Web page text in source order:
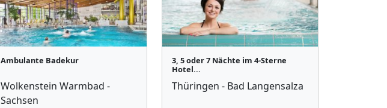
Ambulante Badekur
Wolkenstein Warmbad -
Sachsen
3, 5 oder 7 Nächte im 4-Sterne
Hotel...
Thüringen - Bad Langensalza